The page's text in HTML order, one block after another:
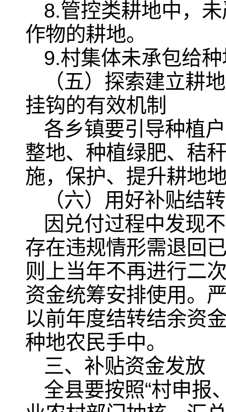
8.管控类耕地中，
作物的耕地。
9.村集体未承包给
（五）探索建立耕
挂钩的有效机制
各乡镇要引导种植
整地、种植绿肥、秸
施，保护、提升耕地
（六）用好补贴结
因兑付过程中发现
存在违规情形需退回
则上当年不再进行二
资金统筹安排使用。
以前年度结转结余资
种地农民手中。
三、补贴资金发放
全县要按照“村申